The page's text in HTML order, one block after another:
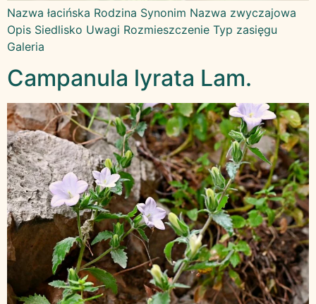
Nazwa łacińska Rodzina Synonim Nazwa zwyczajowa
Opis Siedlisko Uwagi Rozmieszczenie Typ zasięgu
Galeria
Campanula lyrata Lam.